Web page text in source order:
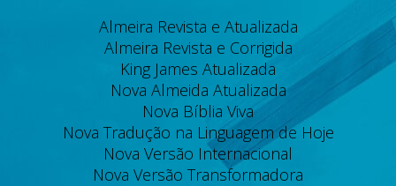
Almeira Revista e Atualizada
Almeira Revista e Corrigida
King James Atualizada
Nova Almeida Atualizada
Nova Bíblia Viva
Nova Tradução na Linguagem de Hoje
Nova Versão Internacional
Nova Versão Transformadora